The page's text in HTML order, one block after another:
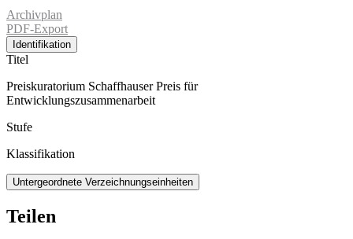
Archivplan
PDF-Export
Identifikation
Titel
Preiskuratorium Schaffhauser Preis für
Entwicklungszusammenarbeit
Stufe
Klassifikation
Untergeordnete Verzeichnungseinheiten
Teilen